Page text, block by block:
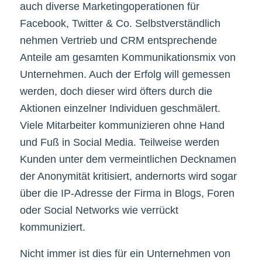
auch diverse Marketingoperationen für
Facebook, Twitter & Co. Selbstverständlich
nehmen Vertrieb und CRM entsprechende
Anteile am gesamten Kommunikationsmix von
Unternehmen. Auch der Erfolg will gemessen
werden, doch dieser wird öfters durch die
Aktionen einzelner Individuen geschmälert.
Viele Mitarbeiter kommunizieren ohne Hand
und Fuß in Social Media. Teilweise werden
Kunden unter dem vermeintlichen Decknamen
der Anonymität kritisiert, andernorts wird sogar
über die IP-Adresse der Firma in Blogs, Foren
oder Social Networks wie verrückt
kommuniziert.
Nicht immer ist dies für ein Unternehmen von